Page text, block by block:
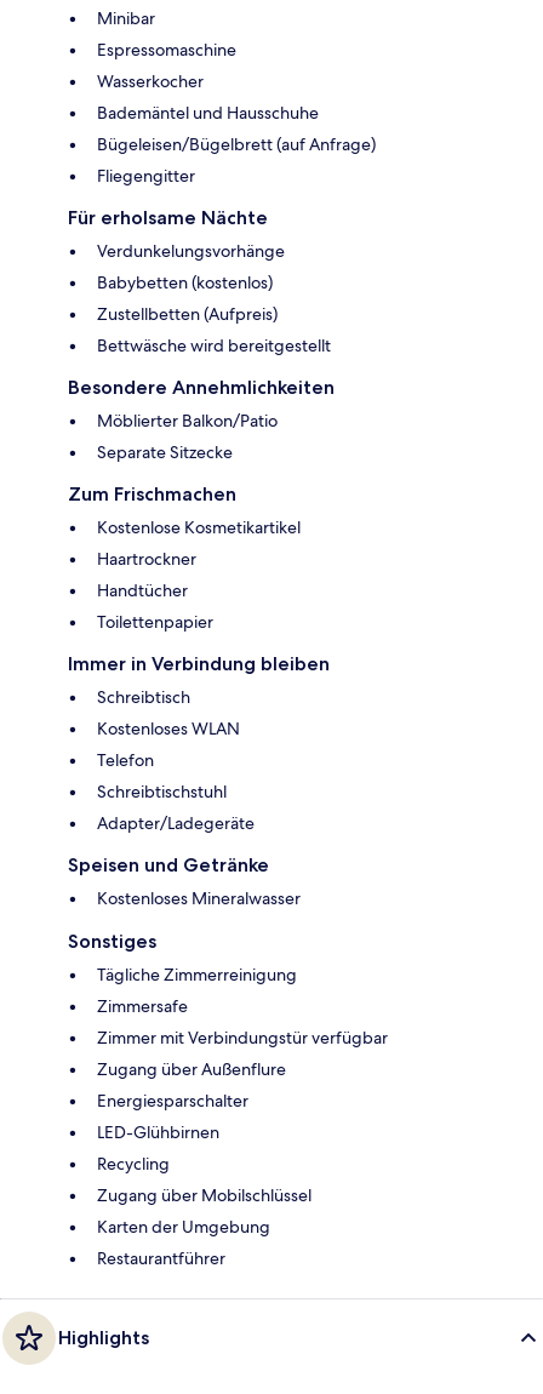
Minibar
Espressomaschine
Wasserkocher
Bademäntel und Hausschuhe
Bügeleisen/Bügelbrett (auf Anfrage)
Fliegengitter
Für erholsame Nächte
Verdunkelungsvorhänge
Babybetten (kostenlos)
Zustellbetten (Aufpreis)
Bettwäsche wird bereitgestellt
Besondere Annehmlichkeiten
Möblierter Balkon/Patio
Separate Sitzecke
Zum Frischmachen
Kostenlose Kosmetikartikel
Haartrockner
Handtücher
Toilettenpapier
Immer in Verbindung bleiben
Schreibtisch
Kostenloses WLAN
Telefon
Schreibtischstuhl
Adapter/Ladegeräte
Speisen und Getränke
Kostenloses Mineralwasser
Sonstiges
Tägliche Zimmerreinigung
Zimmersafe
Zimmer mit Verbindungstür verfügbar
Zugang über Außenflure
Energiesparschalter
LED-Glühbirnen
Recycling
Zugang über Mobilschlüssel
Karten der Umgebung
Restaurantführer
Highlights